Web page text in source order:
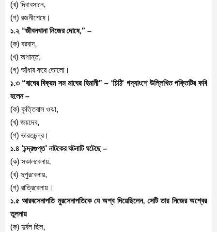
(খ) দিবাবসানে,
(গ) রজনীশেষে।
১.২ “জীবনখানা নিজের দোষে,” –
(ক) বরবাদ,
(খ) অশান্ত,
(গ) আঁধার করে তোলো।
১.৩ “বাঘের বিক্রম সম মাঘের হিমানী” – ‘চিঠি' গদ্যাংশে উল্লিখিত পক্তিটির কবি
হলেন –
(ক) কৃত্তিবাস ওঝা,
(খ) জয়দেব,
(গ) ভারতচন্দ্র।
১.৪ ‘চন্দ্রগুপ্ত’ নাটকের ঘটনাটি ঘটেছে –
(ক) সকালবেলায়,
(খ) দুপুরবেলায়,
(গ) রাত্রিবেলায়।
১.৫ আরবসেনাপতি মুরসেনাপতিকে যে অশ্ব দিয়েছিলেন, সেটি তার নিজের অশ্বের
তুলনায়
(ক) দুর্বল ছিল,